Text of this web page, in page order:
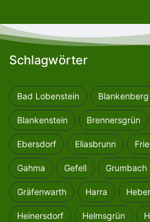
Schlagwörter
Bad Lobenstein Blankenberg
Blankenstein Brennersgrün
Ebersdorf Eliasbrunn
Gahma Gefell Grumbach
Gräfenwarth Harra
Heinersdorf Helmsgrün